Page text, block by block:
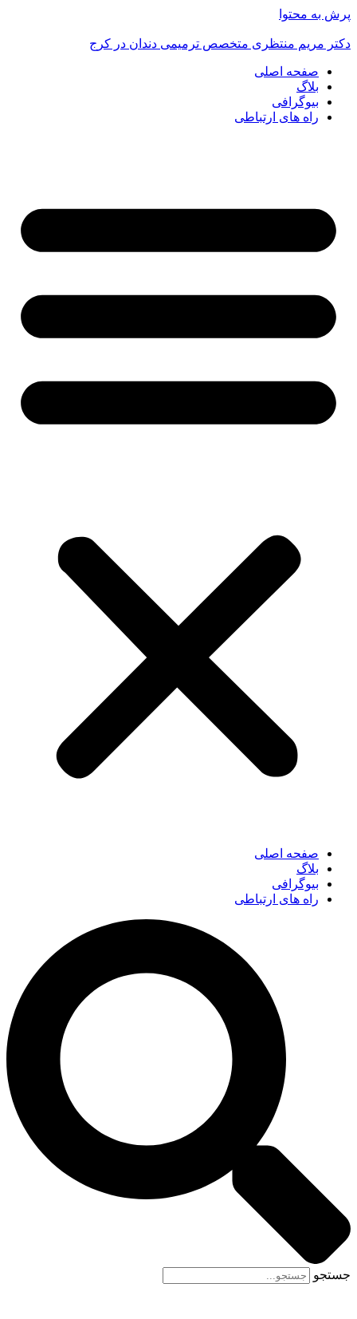
پرش به محتوا
دکتر مریم منتظری متخصص ترمیمی دندان در کرج
صفحه اصلی
بلاگ
بیوگرافی
راه های ارتباطی
صفحه اصلی
بلاگ
بیوگرافی
راه های ارتباطی
جستجو